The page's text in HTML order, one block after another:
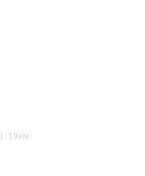
19 KM